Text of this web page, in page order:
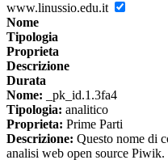
www.linussio.edu.it
Nome
Tipologia
Proprieta
Descrizione
Durata
Nome: _pk_id.1.3fa4
Tipologia: analitico
Proprieta: Prime Parti
Descrizione: Questo nome di
analisi web open source